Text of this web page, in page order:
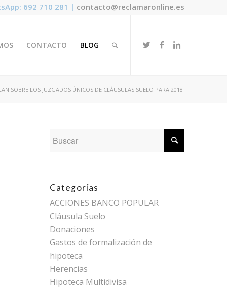
692 710 281 | contacto@reclamaronline.es
CONTACTO BLOG
SOBRE LOS JUZGADOS ÚNICOS DE CLÁUSULAS SUELO PARA 2018
Categorías
ACCIONES BANCO POPULAR
Cláusula Suelo
Donaciones
Gastos de formalización de
hipoteca
Herencias
Hipoteca Multidivisa